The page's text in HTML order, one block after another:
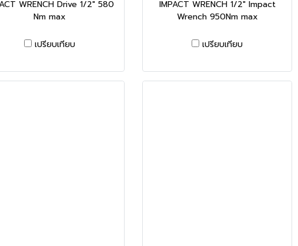
WRENCH Drive 1/2" 580
Nm max
เปรียบเทียบ
IMPACT WRENCH 1/2" Impact
Wrench 950Nm max
เปรียบเทียบ